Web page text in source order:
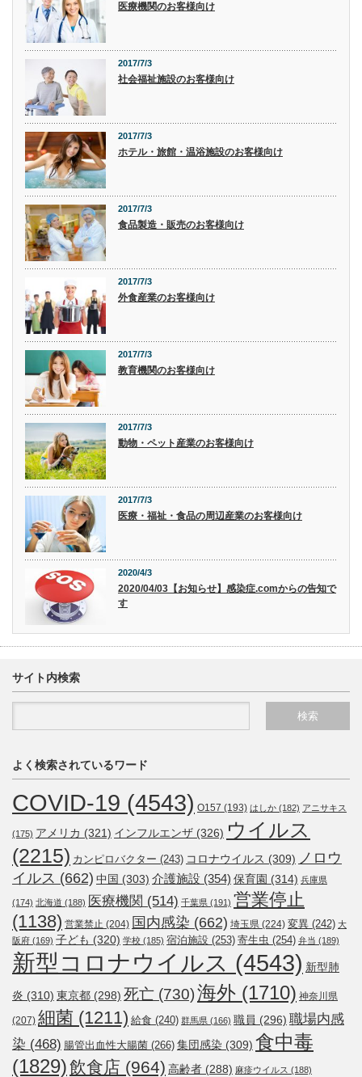
医療機関のお客様向け
2017/7/3
社会福祉施設のお客様向け
2017/7/3
ホテル・旅館・温浴施設のお客様向け
2017/7/3
食品製造・販売のお客様向け
2017/7/3
外食産業のお客様向け
2017/7/3
教育機関のお客様向け
2017/7/3
動物・ペット産業のお客様向け
2017/7/3
医療・福祉・食品の周辺産業のお客様向け
2020/4/3
2020/04/03【お知らせ】感染症.comからの告知で
す
サイト内検索
よく検索されているワード
COVID-19 (4543) O157 (193) はしか (182) アニサキス
(175) アメリカ (321) インフルエンザ (326) ウイルス
(2215) カンピロバクター (243) コロナウイルス (309) ノロウ
イルス (662) 中国 (303) 介護施設 (354) 保育園 (314) 兵庫県
(174) 北海道 (188) 医療機関 (514) 千葉県 (191) 営業停止
(1138) 営業禁止 (204) 国内感染 (662) 埼玉県 (224) 変異 (242) 大
阪府 (169) 子ども (320) 学校 (185) 宿泊施設 (253) 寄生虫 (254) 弁当 (189)
新型コロナウイルス (4543) 新型肺
炎 (310) 東京都 (298) 死亡 (730)海外 (1710) 神奈川県
(207) 細菌 (1211) 給食 (240) 群馬県 (166) 職員 (296) 職場内感
染 (468) 腸管出血性大腸菌 (266) 集団感染 (309) 食中毒
(1829)飲食店 (964) 高齢者 (288) 麻疹ウイルス (188)